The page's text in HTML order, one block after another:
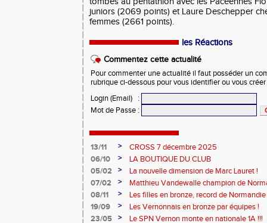
juniors (2069 points) et Laure Deschepper
femmes (2661 points).
les Réactions
Commentez cette actualité
Pour commenter une actualité il faut posséder un
rubrique ci-dessous pour vous identifier ou vous
Login (Email)
:
Mot de Passe :
13/11 >
CROSS 7 décembre 2025
06/10
>
LA BOUTIQUE DU CLUB
05/02
>
La nouvelle dimension de Marc Lauret !
07/02
>
Matthieu Vandewalle champion de
08/11
>
Les filles en bronze, record de
19/09
>
Les Vernonnais en bronze par équipes !
23/05
>
Le SPN Vernon monte en nationale 1A !!!